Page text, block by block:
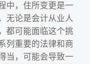
中，住所变更是一
无论是会计从业人
都可能面临这个挑
列重要的法律和商
当，可能会导致一